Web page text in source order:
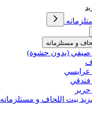
و مستلزماته
صيفي (بدون حشوة)
عرايسي
بيت اللحاف و مستلزماته